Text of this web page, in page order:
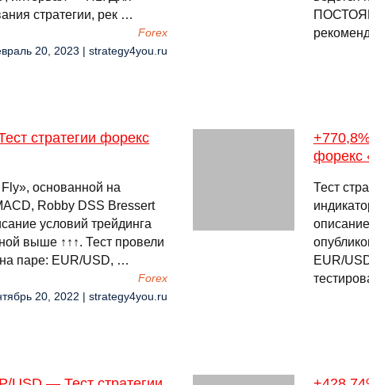
стратегии, рек …
Forex
20, 2023 | strategy4you.ru
стратегии форекс
основанной на
Robby DSS Bressert
условий трейдинга
выше ↑↑↑. Тест провели
паре: EUR/USD, …
Forex
20, 2022 | strategy4you.ru
форекс
Тест
EUR/